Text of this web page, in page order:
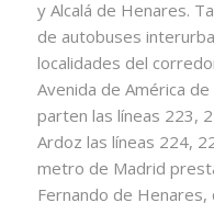
y Alcalá de Henares.
de autobuses
localidades del
Avenida de América
parten las líneas 223,
Ardoz las líneas 224,
metro de Madrid
Fernando de Henares,